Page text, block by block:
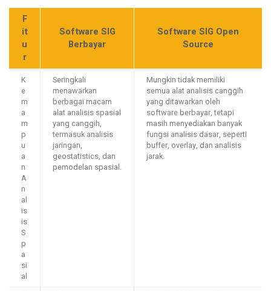
F
it
u
r
Software SIG
Berbayar
Software SIG Open
Source
K
e
m
a
m
p
u
a
n
A
n
al
is
is
S
p
a
si
al
Seringkali
menawarkan
berbagai macam
alat analisis spasial
yang canggih,
termasuk analisis
jaringan,
geostatistics, dan
pemodelan spasial.
Mungkin tidak memiliki
semua alat analisis canggih
yang ditawarkan oleh
software berbayar, tetapi
masih menyediakan banyak
fungsi analisis dasar, seperti
buffer, overlay, dan analisis
jarak.